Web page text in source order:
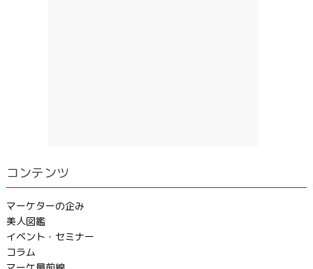
コンテンツ
マーケターの企み
美人図鑑
イベント・セミナー
コラム